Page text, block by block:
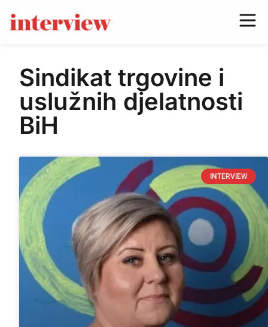
Sindikat trgovine i
uslužnih djelatnosti
BiH
INTERVIEW